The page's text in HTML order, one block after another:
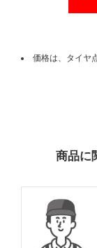
価格は、タイヤ
商品に